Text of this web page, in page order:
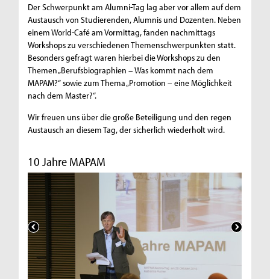
Der Schwerpunkt am Alumni-Tag lag aber vor allem auf dem
Austausch von Studierenden, Alumnis und Dozenten. Neben
einem World-Café am Vormittag, fanden nachmittags
Workshops zu verschiedenen Themenschwerpunkten statt.
Besonders gefragt waren hierbei die Workshops zu den
Themen „Berufsbiographien – Was kommt nach dem
MAPAM?“ sowie zum Thema „Promotion – eine Möglichkeit
nach dem Master?“.
Wir freuen uns über die große Beteiligung und den regen
Austausch an diesem Tag, der sicherlich wiederholt wird.
10 Jahre MAPAM